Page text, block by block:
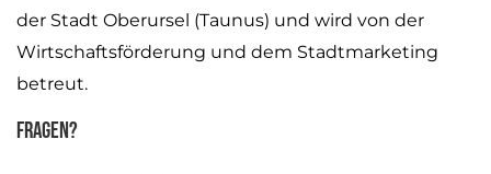
der Stadt Oberursel (Taunus) und wird von der
Wirtschaftsförderung und dem Stadtmarketing
betreut.
Fragen?